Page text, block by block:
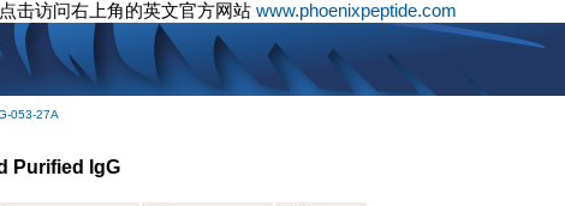
击访问右上角的英文官方网站 www.phoenixpeptide.com
053-27A
Purified IgG